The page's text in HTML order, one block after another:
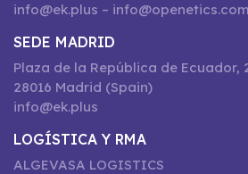
info@ek.plus – info@openetics.com
SEDE MADRID
Plaza de la República de Ecuador,
28016 Madrid (Spain)
info@ek.plus
LOGÍSTICA Y RMA
ALGEVASA LOGISTICS